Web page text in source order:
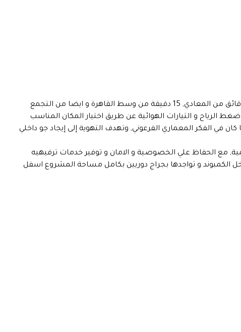
يقع المشروع أمام كارفور المعادي, و بجوار نادي الصيد القطامية و يتميز بعبقرية الموقع من حيث سهولة الوصول اليه 7 دقائق من المعادي, 15 دقيقة من وسط القاهرة و ايضا من التجمع
ضغط الرياح و التيارات الهوائية عن طريق اختيار المكان المناسب
الفكر المعماري الفرعوني, وتهدف التهوية إلى إيجاد جو داخلي
مع الحفاظ علي الخصوصية و الامان و توفير خدمات ترفيهيه
و تواجدها بجراج دوريين بكامل مساحة المشروع اسفل